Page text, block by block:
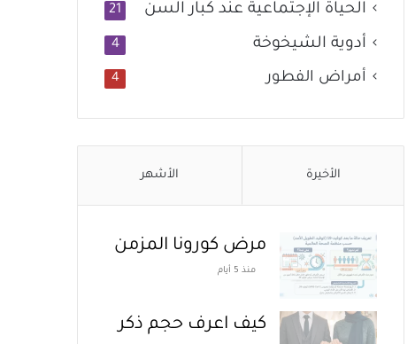
الحياة الإجتماعية عند كبار السن 21
أدوية الشيخوخة 4
أمراض الفطور 4
الأخيرة الأشهر
مرض كورونا المزمن
منذ 5 أيام
كيف اعرف حجم ذكر